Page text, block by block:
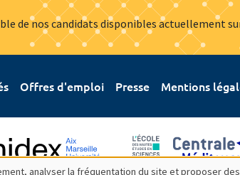
de nos candidats disponibles actuellement
Offres d'emploi Presse Mentions
analyser la fréquentation du site et proposer